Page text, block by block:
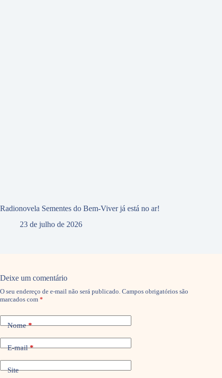
Radionovela Sementes do Bem-Viver já está no ar!
23 de julho de 2026
Deixe um comentário
O seu endereço de e-mail não será publicado. Campos obrigatórios são
marcados com *
Nome*
E-mail*
Site